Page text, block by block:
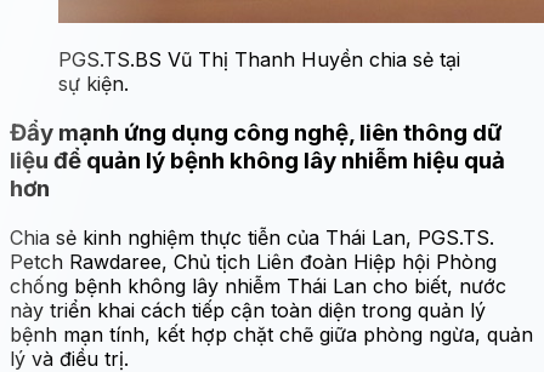
PGS.TS.BS Vũ Thị Thanh Huyền chia sẻ tại
sự kiện.
Đẩy mạnh ứng dụng công nghệ, liên thông dữ
liệu để quản lý bệnh không lây nhiễm hiệu quả
hơn
Chia sẻ kinh nghiệm thực tiễn của Thái Lan, PGS.TS.
Petch Rawdaree, Chủ tịch Liên đoàn Hiệp hội Phòng
chống bệnh không lây nhiễm Thái Lan cho biết, nước
này triển khai cách tiếp cận toàn diện trong quản lý
bệnh mạn tính, kết hợp chặt chẽ giữa phòng ngừa, quản
lý và điều trị.